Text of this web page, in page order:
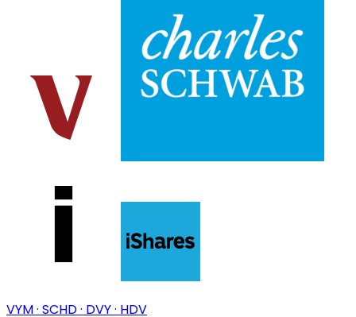
VYM · SCHD · DVY · HDV